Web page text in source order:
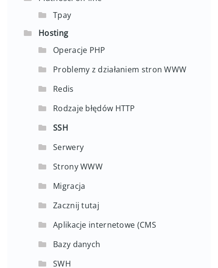
Tpay
Hosting
Operacje PHP
Problemy z działaniem stron WWW
Redis
Rodzaje błędów HTTP
SSH
Serwery
Strony WWW
Migracja
Zacznij tutaj
Aplikacje internetowe (CMS
Bazy danych
SWH